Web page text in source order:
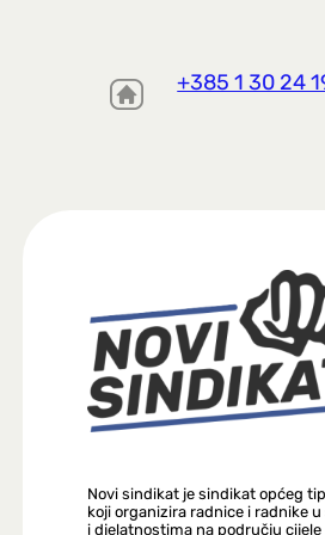
+385 1 30 24
Novi sindikat je sindikat općeg
koji organizira radnice i radnike
i djelatnostima na području cijele